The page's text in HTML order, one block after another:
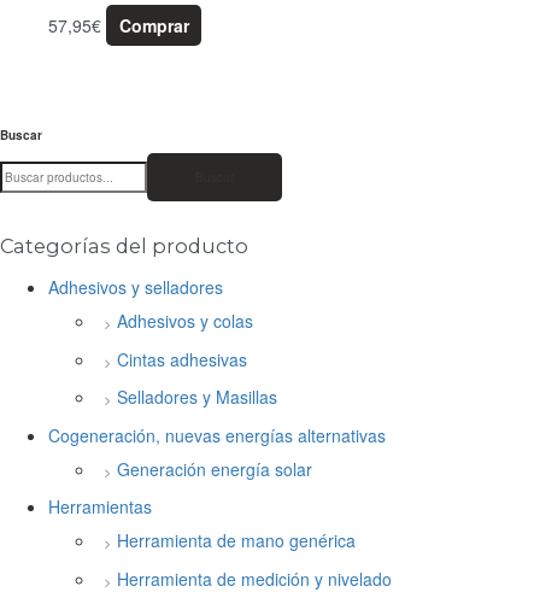
Buscar
Categorías del producto
Adhesivos y selladores
Adhesivos y colas
Cintas adhesivas
Selladores y Masillas
Cogeneración, nuevas energías alternativas
Generación energía solar
Herramientas
Herramienta de mano genérica
Herramienta de medición y nivelado
57,95€ Comprar